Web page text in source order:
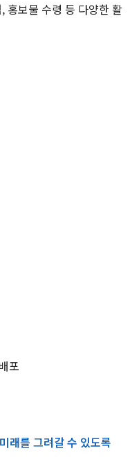
홍보물 수령 등 다양한 활
포
래를 그려갈 수 있도록